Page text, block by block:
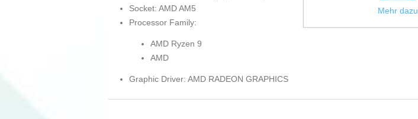
Socket: AMD AM5
Processor Family:
AMD Ryzen 9
AMD
Graphic Driver: AMD RADEON GRAPHICS
Mehr dazu